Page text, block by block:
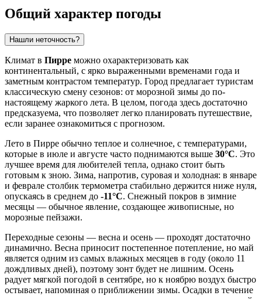
Общий характер погоды
Нашли неточность?
Климат в Пирре можно охарактеризовать как
континентальный, с ярко выраженными временами года и
заметным контрастом температур. Город предлагает туристам
классическую смену сезонов: от морозной зимы до по-
настоящему жаркого лета. В целом, погода здесь достаточно
предсказуема, что позволяет легко планировать путешествие,
если заранее ознакомиться с прогнозом.
Лето в Пирре обычно теплое и солнечное, с температурами,
которые в июле и августе часто поднимаются выше 30°C. Это
лучшее время для любителей тепла, однако стоит быть
готовым к зною. Зима, напротив, суровая и холодная: в январе
и феврале столбик термометра стабильно держится ниже нуля,
опускаясь в среднем до -11°C. Снежный покров в зимние
месяцы — обычное явление, создающее живописные, но
морозные пейзажи.
Переходные сезоны — весна и осень — проходят достаточно
динамично. Весна приносит постепенное потепление, но май
является одним из самых влажных месяцев в году (около 11
дождливых дней), поэтому зонт будет не лишним. Осень
радует мягкой погодой в сентябре, но к ноябрю воздух быстро
остывает, напоминая о приближении зимы. Осадки в течение